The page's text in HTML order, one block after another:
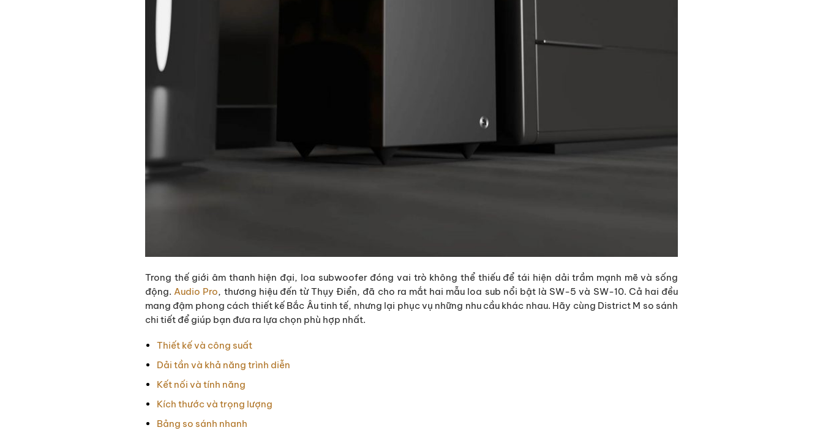
Trong thế giới âm thanh hiện đại, loa subwoofer đóng vai trò không thể thiếu để tái hiện dải trầm mạnh mẽ và sống
động.Audio Pro, thương hiệu đến từ Thụy Điển, đã cho ra mắt hai mẫu loa sub nổi bật là SW-5 và SW-10. Cả hai đều
mang đậm phong cách thiết kế Bắc Âu tinh tế, nhưng lại phục vụ những nhu cầu khác nhau. Hãy cùng District M so sánh
chi tiết để giúp bạn đưa ra lựa chọn phù hợp nhất.
Thiết kế và công suất
Dải tần và khả năng trình diễn
Kết nối và tính năng
Kích thước và trọng lượng
Bảng so sánh nhanh